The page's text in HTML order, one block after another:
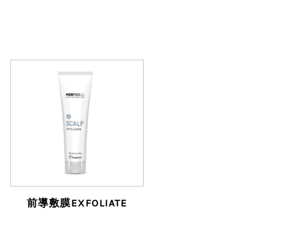
前導敷膜EXFOLIATE